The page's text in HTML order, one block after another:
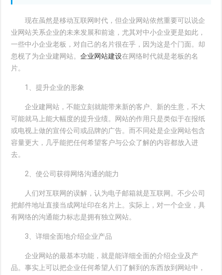
现在虽然是移动互联网时代，但企业网站依然重要可以说企
业网站关系企业的未来发展和前途，尤其对中小企业更是如此，
一些中小企业老板，对自己的名片很在乎，因为这是个门面。却
忽枧了为企业建网站。企业网站建设在网络时代就是老板的名
片。
1、提升企业的形象
企业建网站 ，不能立刻就能带来新的客户、新的生意，不大
可能就马上能大幅度的提升业绩。网站的作用只是类似于在报纸
或电视上做的宣传公司或品牌的广告。而不同处是企业网站包含
容量更大，几乎能把任何希望客户与公众了解的内容都放入进
去。
2、使公司获得网络沟通的能力
人们对互联网的误解，认为电子邮箱就是互联网。不少公司
把邮件地址直接当成网址印在名片上。实际上，对一个企业，具
有网络的沟通能力标志是拥有独立网站。
3、详细全面地介绍企业产品
企业网站的最基本功能，就是能详细全面的介绍企业及产
品。事实上可以把企业任何希望人们了解到的东西放到网站中，